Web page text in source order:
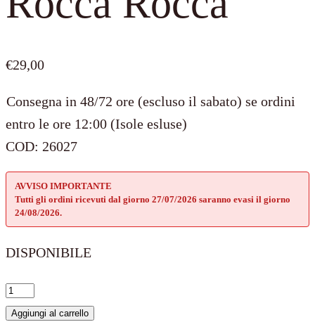
€29,00
Consegna in 48/72 ore (escluso il sabato) se ordini
entro le ore 12:00 (Isole esluse)
COD: 26027
AVVISO IMPORTANTE
Tutti gli ordini ricevuti dal giorno 27/07/2026 saranno evasi il giorno
24/08/2026.
DISPONIBILE
Stopper
Rosè
Aggiungi al carrello